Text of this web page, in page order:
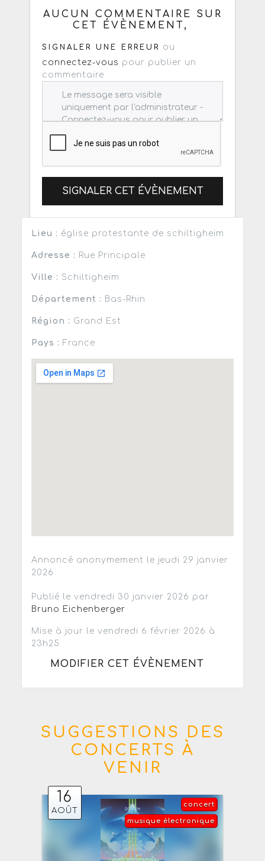
AUCUN COMMENTAIRE SUR
CET ÉVÈNEMENT,
SIGNALER UNE ERREUR
ou
connectez-vous pour publier un
commentaire
SIGNALER CET ÉVÈNEMENT
Lieu : église protestante de schiltigheim
Adresse : Rue Principale
Ville : Schiltigheim
Département : Bas-Rhin
Région : Grand Est
Pays : France
Annoncé anonymement le jeudi 29 janvier
2026
Publié le vendredi 30 janvier 2026 par
Bruno Eichenberger
Mise à jour le vendredi 6 février 2026 à
23h25
MODIFIER CET ÉVÈNEMENT
SUGGESTIONS DES
CONCERTS À
VENIR
16
AOÛT
concert
musique électronique